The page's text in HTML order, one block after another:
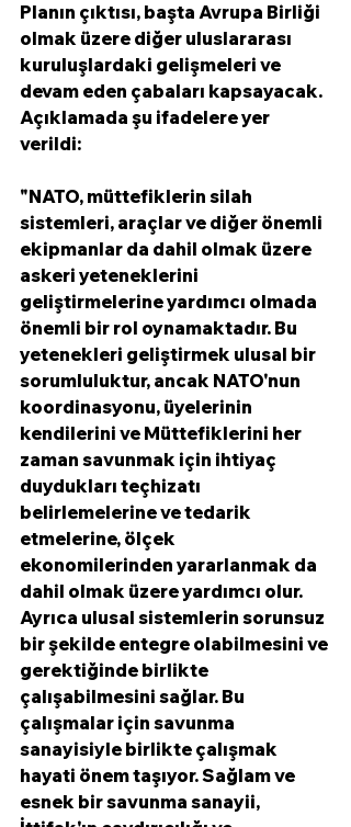
Planın çıktısı, başta Avrupa Birliği
olmak üzere diğer uluslararası
kuruluşlardaki gelişmeleri ve
devam eden çabaları kapsayacak.
Açıklamada şu ifadelere yer
verildi:
"NATO, müttefiklerin silah
sistemleri, araçlar ve diğer önemli
ekipmanlar da dahil olmak üzere
askeri yeteneklerini
geliştirmelerine yardımcı olmada
önemli bir rol oynamaktadır. Bu
yetenekleri geliştirmek ulusal bir
sorumluluktur, ancak NATO'nun
koordinasyonu, üyelerinin
kendilerini ve Müttefiklerini her
zaman savunmak için ihtiyaç
duydukları teçhizatı
belirlemelerine ve tedarik
etmelerine, ölçek
ekonomilerinden yararlanmak da
dahil olmak üzere yardımcı olur.
Ayrıca ulusal sistemlerin sorunsuz
bir şekilde entegre olabilmesini ve
gerektiğinde birlikte
çalışabilmesini sağlar. Bu
çalışmalar için savunma
sanayisiyle birlikte çalışmak
hayati önem taşıyor. Sağlam ve
esnek bir savunma sanayii,